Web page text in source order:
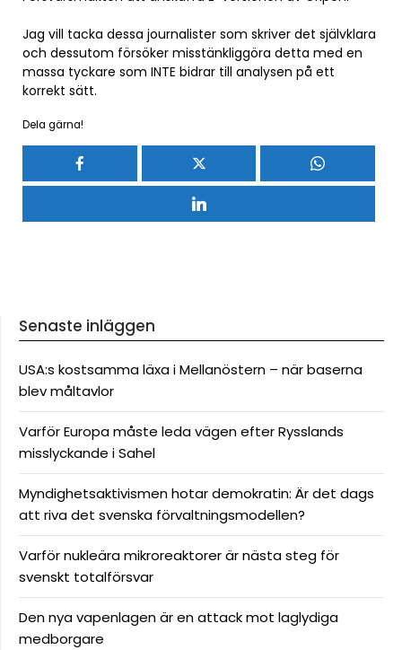
Jag vill tacka dessa journalister som skriver det självklara
och dessutom försöker misstänkliggöra detta med en
massa tyckare som INTE bidrar till analysen på ett
korrekt sätt.
Dela gärna!
Senaste inläggen
USA:s kostsamma läxa i Mellanöstern – när baserna
blev måltavlor
Varför Europa måste leda vägen efter Rysslands
misslyckande i Sahel
Myndighetsaktivismen hotar demokratin: Är det dags
att riva det svenska förvaltningsmodellen?
Varför nukleära mikroreaktorer är nästa steg för
svenskt totalförsvar
Den nya vapenlagen är en attack mot laglydiga
medborgare